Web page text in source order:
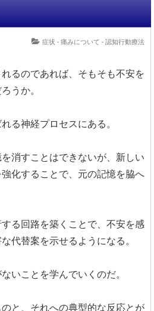
症状 - 痛みについて - 認知行動療法
るのであれば、そもそも不安を
うか。
る神経プロセスにある。
消すことはできないが、新しい
化することで、元の記憶を脇へ
る回路を築くことで、不安を感
代替案を示せるようになる。
いことを学んでいくのだ。
と、それへの典型的な反応とが